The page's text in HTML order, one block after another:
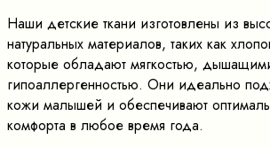
Наши детские ткани изготовлены из
натуральных материалов, таких как
которые обладают мягкостью,
гипоаллергенностью. Они идеально
кожи малышей и обеспечивают
комфорта в любое время года.